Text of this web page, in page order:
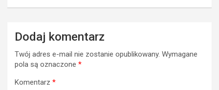
Dodaj komentarz
Twój adres e-mail nie zostanie opublikowany. Wymagane
pola są oznaczone *
Komentarz *